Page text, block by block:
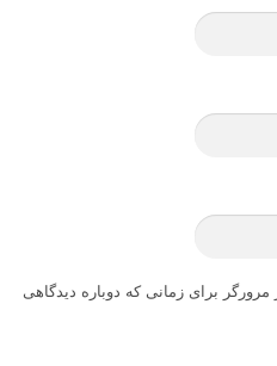
برای زمانی که دوباره دیدگاهی